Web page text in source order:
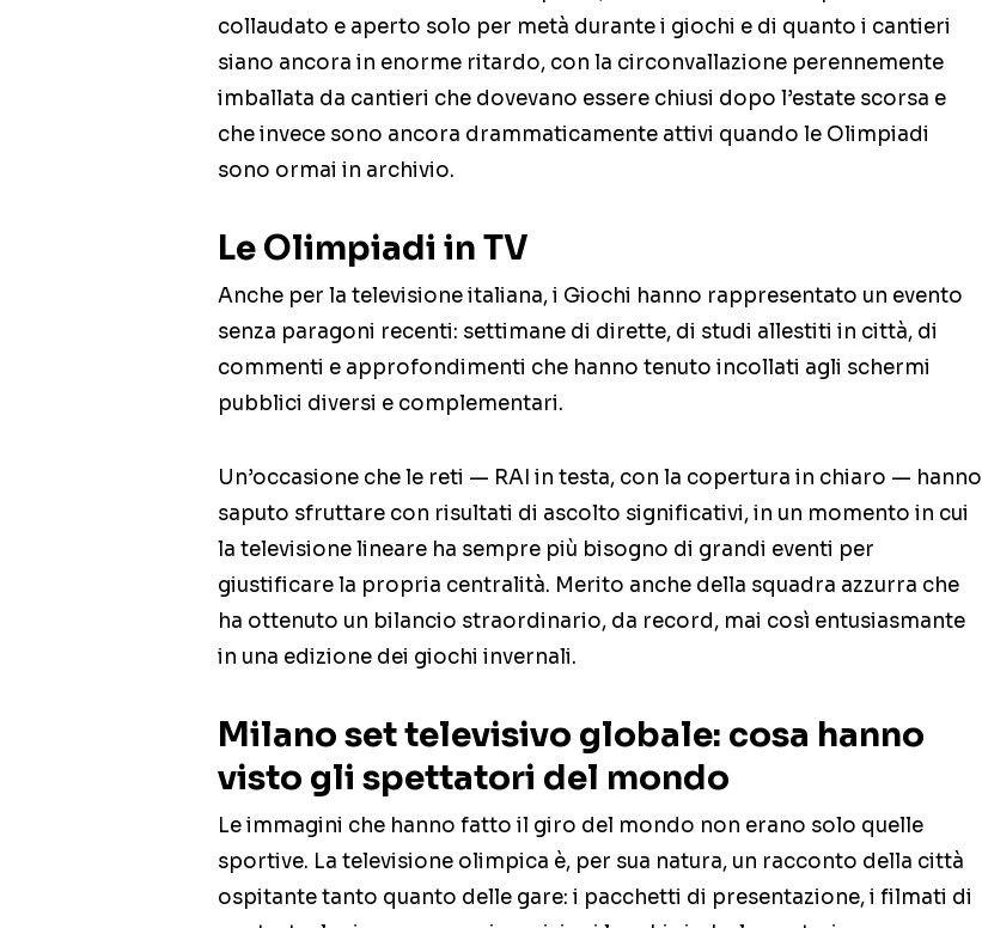
collaudato e aperto solo per metà durante i giochi e di quanto i cantieri
siano ancora in enorme ritardo, con la circonvallazione perennemente
imballata da cantieri che dovevano essere chiusi dopo l’estate scorsa e
che invece sono ancora drammaticamente attivi quando le Olimpiadi
sono ormai in archivio.
Le Olimpiadi in TV
Anche per la televisione italiana, i Giochi hanno rappresentato un evento
senza paragoni recenti: settimane di dirette, di studi allestiti in città, di
commenti e approfondimenti che hanno tenuto incollati agli schermi
pubblici diversi e complementari.
Un’occasione che le reti — RAI in testa, con la copertura in chiaro — hanno
saputo sfruttare con risultati di ascolto significativi, in un momento in cui
la televisione lineare ha sempre più bisogno di grandi eventi per
giustificare la propria centralità. Merito anche della squadra azzurra che
ha ottenuto un bilancio straordinario, da record, mai così entusiasmante
in una edizione dei giochi invernali.
Milano set televisivo globale: cosa hanno
visto gli spettatori del mondo
Le immagini che hanno fatto il giro del mondo non erano solo quelle
sportive. La televisione olimpica è, per sua natura, un racconto della città
ospitante tanto quanto delle gare: i pacchetti di presentazione, i filmati di